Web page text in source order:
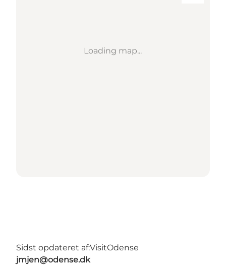
Loading map...
Sidst opdateret af:VisitOdense
jmjen@odense.dk